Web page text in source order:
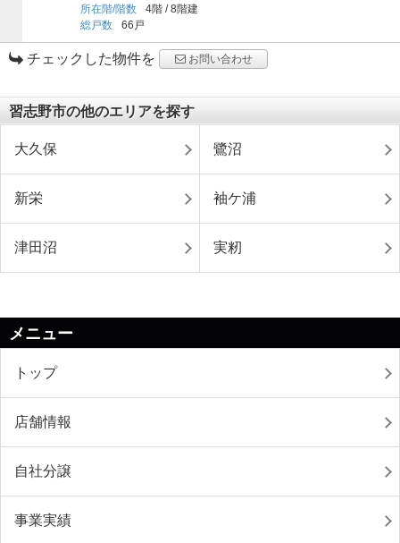
所在階/階数 4階 /8階建
総戸数
66戸
チェックした物件を お問い合わせ
習志野市の他のエリアを探す
大久保 鷺沼
新栄 袖ケ浦
津田沼 実籾
メニュー
トップ
店舗情報
自社分譲
事業実績